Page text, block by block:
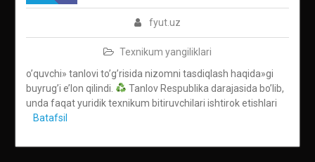
fyut.uz
Texnikum yangiliklari
o’quvchi» tanlovi to’g’risida nizomni tasdiqlash haqida»gi
buyrug’i e’lon qilindi.
Tanlov Respublika darajasida bo’lib,
unda faqat yuridik texnikum bitiruvchilari ishtirok etishlari
Batafsil